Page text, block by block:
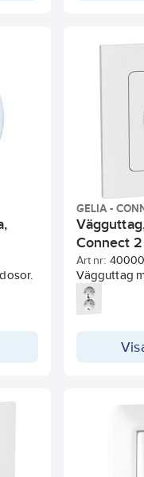
GELIA -
Connect 2
Art nr:
Vägguttag
fästklor.
inklusive
fram finns
och artiklar